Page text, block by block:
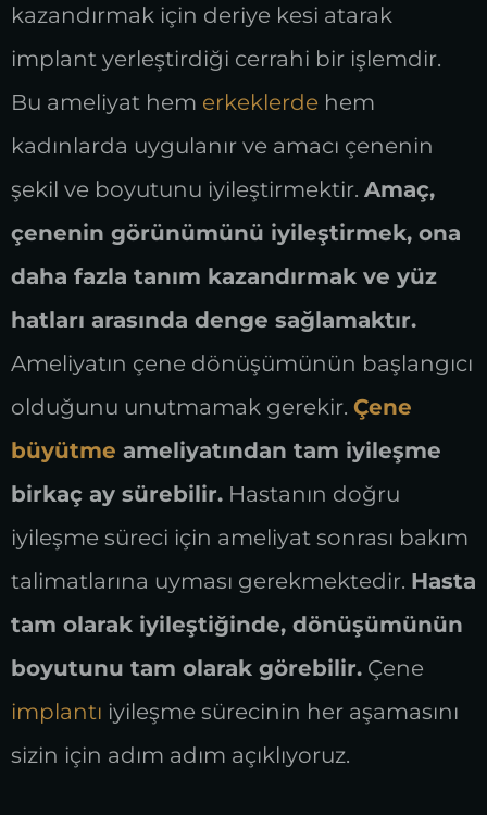
kazandırmak için deriye kesi atarak
implant yerleştirdiği cerrahi bir işlemdir.
Bu ameliyat hem erkeklerde hem
kadınlarda uygulanır ve amacı çenenin
şekil ve boyutunu iyileştirmektir. Amaç,
çenenin görünümünü iyileştirmek, ona
daha fazla tanım kazandırmak ve yüz
hatları arasında denge sağlamaktır.
Ameliyatın çene dönüşümünün başlangıcı
olduğunu unutmamak gerekir. Çene
büyütme ameliyatından tam iyileşme
birkaç ay sürebilir. Hastanın doğru
iyileşme süreci için ameliyat sonrası bakım
talimatlarına uyması gerekmektedir. Hasta
tam olarak iyileştiğinde, dönüşümünün
boyutunu tam olarak görebilir. Çene
implantı iyileşme sürecinin her aşamasını
sizin için adım adım açıklıyoruz.